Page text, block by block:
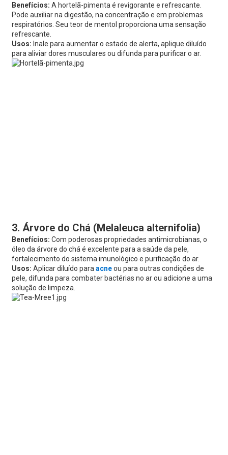
Benefícios: A hortelã-pimenta é revigorante e refrescante.
Pode auxiliar na digestão, na concentração e em problemas
respiratórios. Seu teor de mentol proporciona uma sensação
refrescante.
Usos: Inale para aumentar o estado de alerta, aplique diluído
para aliviar dores musculares ou difunda para purificar o ar.
3. Árvore do Chá (Melaleuca alternifolia)
Benefícios: Com poderosas propriedades antimicrobianas, o
óleo da árvore do chá é excelente para a saúde da pele,
fortalecimento do sistema imunológico e purificação do ar.
Usos: Aplicar diluído para acneou para outras condições de
pele, difunda para combater bactérias no ar ou adicione a uma
solução de limpeza.